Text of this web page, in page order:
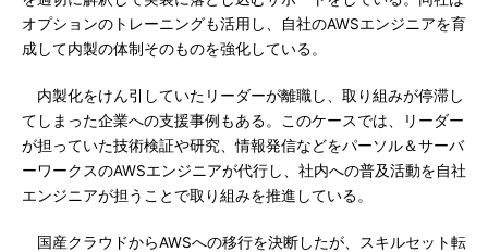
オプションのトレーニングも活用し、自社のAWSエンジニアを育
成して内製の体制そのものを強化している。
内製化をけん引していたリーダーが離職し、取り組みが停滞し
てしまった企業への支援事例もある。このケースでは、リーダー
が担っていた技術検証や研究、情報発信などをパーソル＆サーバ
ーワークスのAWSエンジニアが代行し、社内への普及活動を自社
エンジニアが担うことで取り組みを推進している。
国産クラウドからAWSへの移行を決断したが、スキルセット転